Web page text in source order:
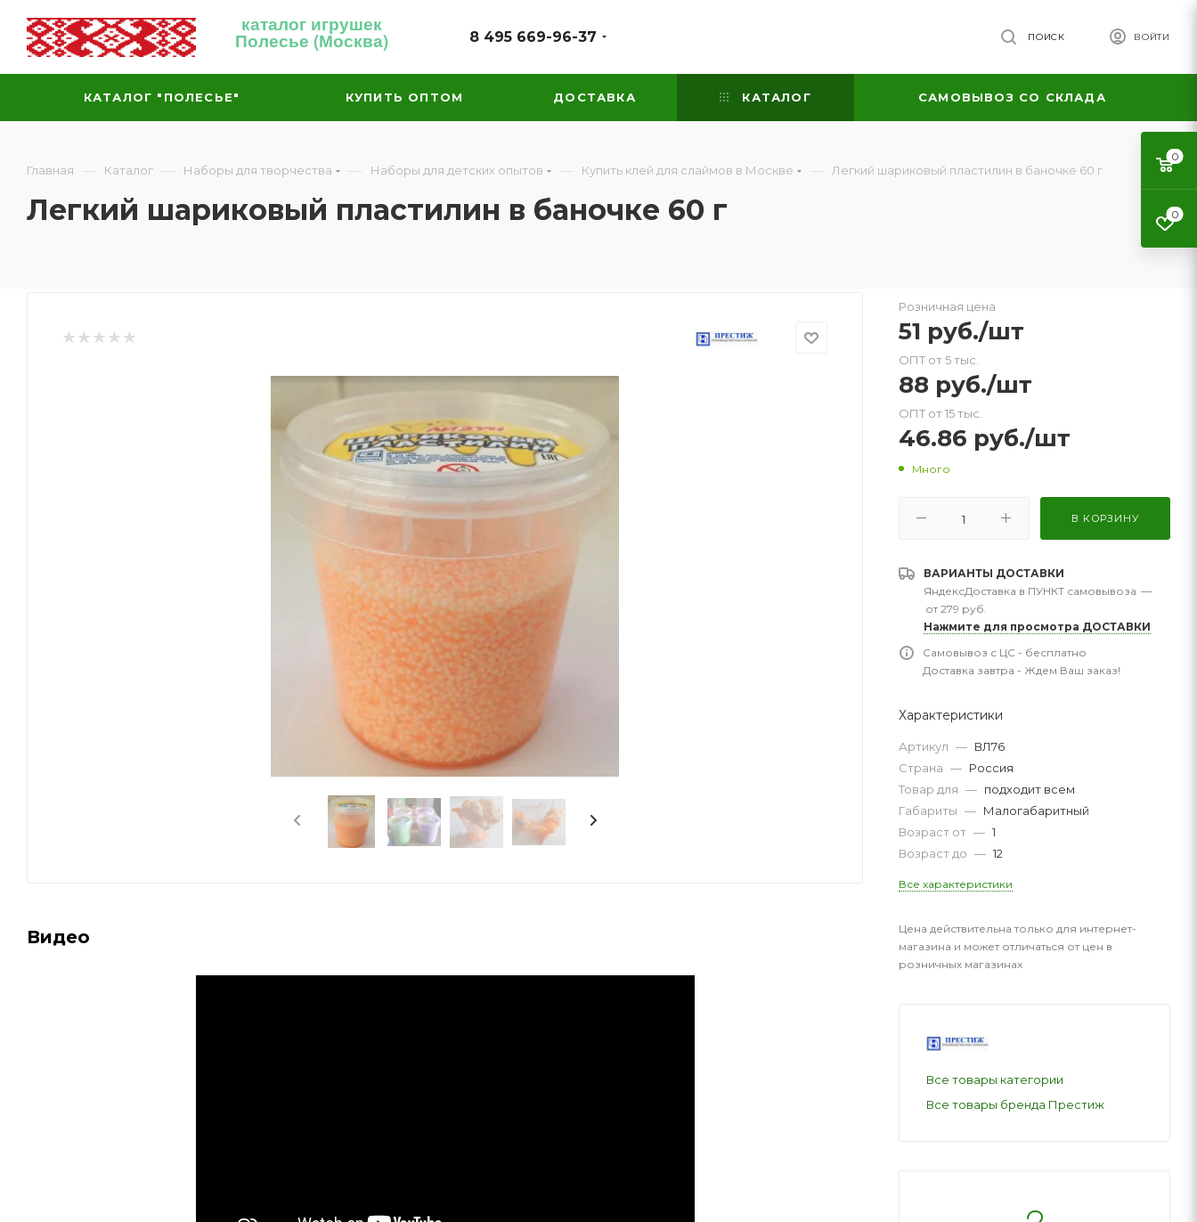
каталог игрушек
Полесье (Москва) 8 495 669-96-37 ВОЙТИ
ПОИСК
КАТАЛОГ "ПОЛЕСЬЕ" КУПИТЬ ОПТОМ ДОСТАВКА КАТАЛОГ САМОВЫВОЗ СО СКЛАДА
Главная — Каталог — Наборы для творчества — Наборы для детских опытов — Купить клей для слаймов в Москве — Легкий шариковый пластилин в баночке 60 г
Легкий шариковый пластилин в баночке 60 г
Видео
Розничная цена
51 руб./шт
ОПТ от 5 тыс.
88 руб./шт
ОПТ от 15 тыс.
46.86 руб./шт
Много
В КОРЗИНУ
ВАРИАНТЫ ДОСТАВКИ
ЯндексДоставка в ПУНКТ самовывоза —
от 279 руб.
Нажмите для просмотра ДОСТАВКИ
Самовывоз с ЦС - бесплатно
Доставка завтра - Ждем Ваш заказ!
Характеристики
Артикул — ВЛ76
Страна — Россия
Товар для — подходит всем
Габариты — Малогабаритный
Возраст от — 1
Возраст до — 12
Все характеристики
Цена действительна только для интернет-
магазина и может отличаться от цен в
розничных магазинах
Все товары категории
Все товары бренда Престиж
0
0